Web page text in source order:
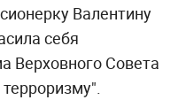
Валентину
себя
Верховного Совета